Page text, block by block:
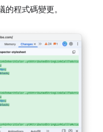
程式碼變更。